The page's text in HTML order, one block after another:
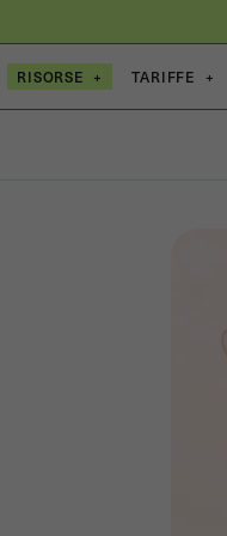
RISORSE + TARIFFE +